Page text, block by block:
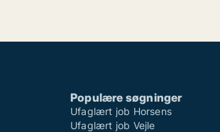
Populære søgninger
Ufaglært job Horsens
Ufaglært job Vejle